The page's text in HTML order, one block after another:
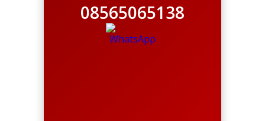
08565065138